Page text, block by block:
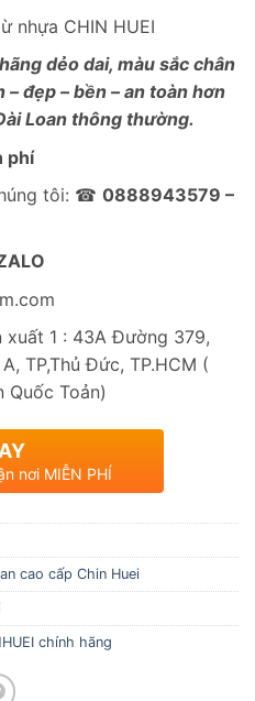
nhựa CHIN HUEI
dẻo dai, màu sắc chân
đẹp – bền – an toàn hơn
Loan thông thường.
phí
tôi: ☎ 0888943579 –
xuất 1 : 43A Đường 379,
TP,Thủ Đức, TP.HCM (
Quốc Toản)
nơi MIỄN PHÍ
cao cấp Chin Huei
chính hãng